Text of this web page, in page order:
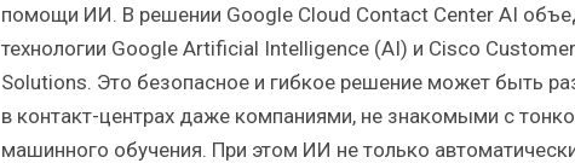
помощи ИИ. В решении Google Cloud Contact Center AI
технологии Google Artificial Intelligence (AI) и Cisco
Solutions. Это безопасное и гибкое решение может быть
в контакт-центрах даже компаниями, не знакомыми с
машинного обучения. При этом ИИ не только